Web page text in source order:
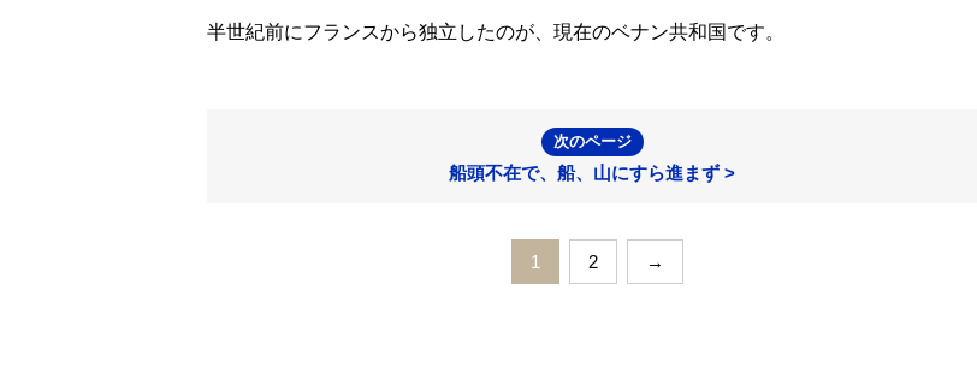
半世紀前にフランスから独立したのが、現在のベナン共和国です。
次のページ
船頭不在で、船、山にすら進まず >
1 2 →